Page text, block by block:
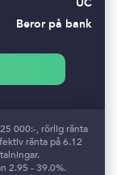
Beror på bank
000:-, rörlig ränta
ränta på 6.12
2.95 - 39.0%.